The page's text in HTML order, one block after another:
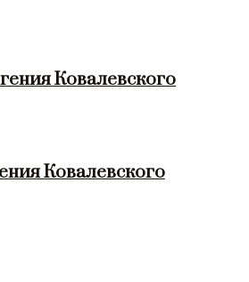
Ковалевского
Ковалевского